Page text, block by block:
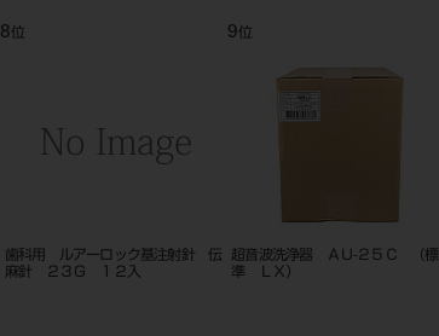
8位
歯科用 ルアーロック基注射針 伝
麻針 ２３Ｇ １２入
9位
超音波洗浄器 ＡＵ‐２５Ｃ （標
準 ＬＸ）